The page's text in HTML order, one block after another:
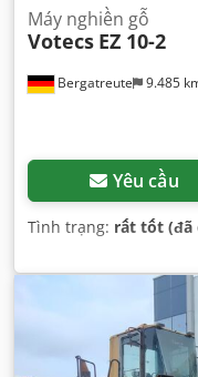
Bergatreute 9.485
Máy nghiền gỗ
Votecs EZ 10-2
Yêu cầu
Tình trạng: rất tốt (đã